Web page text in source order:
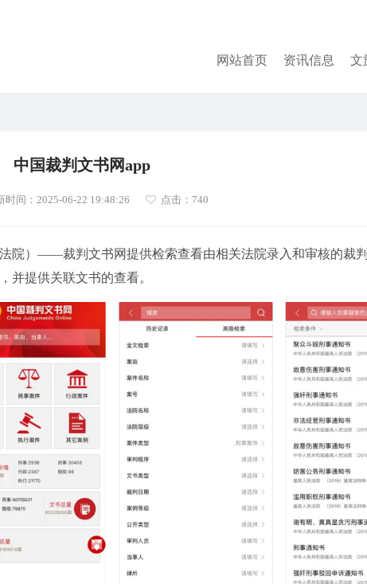
网站首页 资讯信息 文
中国裁判文书网app
时间：2025-06-22 19:48:26 点击： 740
院）——裁判文书网提供检索查看由相关法院录入和审核的裁判
并提供关联文书的查看。